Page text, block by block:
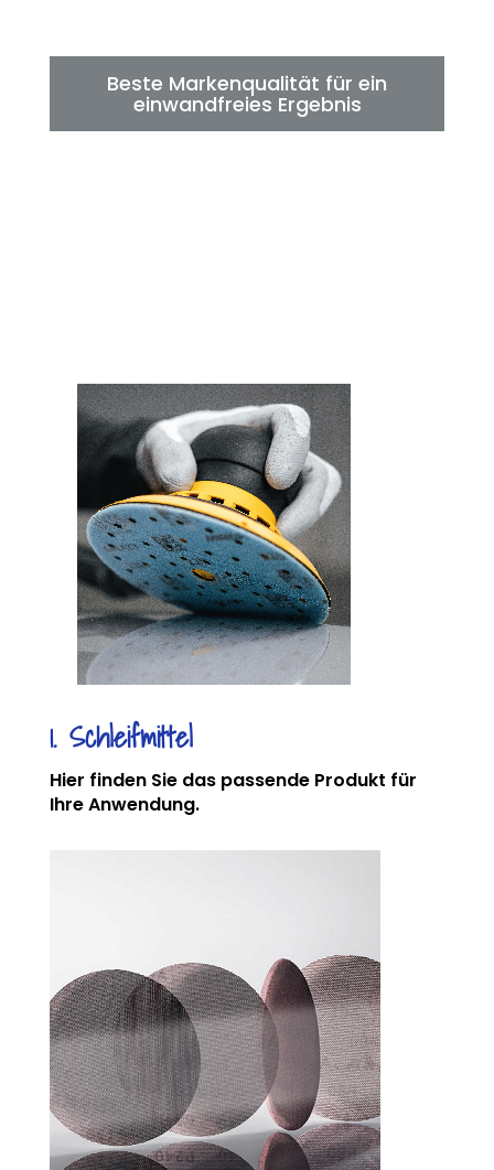
Beste Markenqualität für ein
einwandfreies Ergebnis
1. Schleifmittel
Hier finden Sie das passende Produkt für
Ihre Anwendung.